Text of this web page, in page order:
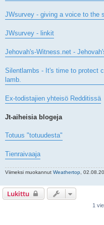
JWsurvey - giving a voice to the
JWsurvey - linkit
Jehovah's-Witness.net -
Silentlambs - It's time to protect
lamb.
Ex-todistajien yhteisö Redditissä
Jt-aiheisia blogeja
Totuus "totuudesta"
Tienraivaaja
Viimeksi muokannut Weathertop ,
Lukittu
1